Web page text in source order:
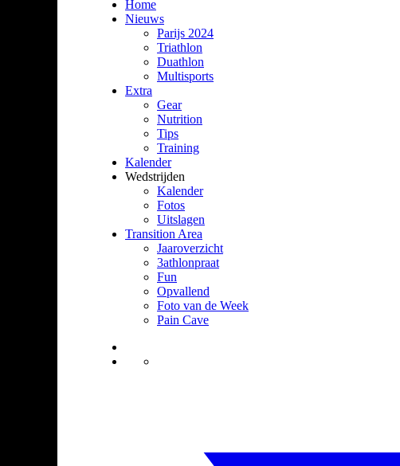
Home
Nieuws
Parijs 2024
Triathlon
Duathlon
Multisports
Extra
Gear
Nutrition
Tips
Training
Kalender
Wedstrijden
Kalender
Fotos
Uitslagen
Transition Area
Jaaroverzicht
3athlonpraat
Fun
Opvallend
Foto van de Week
Pain Cave